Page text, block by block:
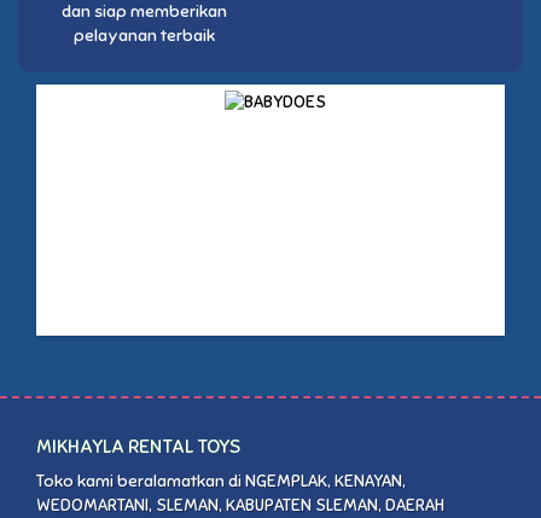
dan siap memberikan
pelayanan terbaik
MIKHAYLA RENTAL TOYS
Toko kami beralamatkan di NGEMPLAK, KENAYAN,
WEDOMARTANI, SLEMAN, KABUPATEN SLEMAN, DAERAH